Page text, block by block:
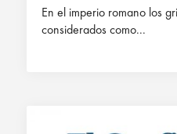
En el imperio romano los
considerados como...